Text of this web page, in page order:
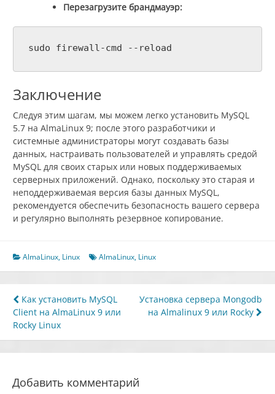
Перезагрузите брандмауэр:
sudo firewall-cmd --reload
Заключение
Следуя этим шагам, мы можем легко установить MySQL
5.7 на AlmaLinux 9; после этого разработчики и
системные администраторы могут создавать базы
данных, настраивать пользователей и управлять средой
MySQL для своих старых или новых поддерживаемых
серверных приложений. Однако, поскольку это старая и
неподдерживаемая версия базы данных MySQL,
рекомендуется обеспечить безопасность вашего сервера
и регулярно выполнять резервное копирование.
AlmaLinux, Linux AlmaLinux, Linux
Навигация
по
записям
Как установить MySQL
Client на AlmaLinux 9 или
Rocky Linux
Установка сервера Mongodb
на Almalinux 9 или Rocky
Добавить комментарий